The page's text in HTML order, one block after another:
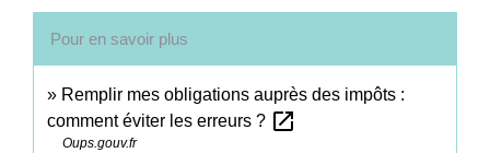
Pour en savoir plus
Remplir mes obligations auprès des impôts :
comment éviter les erreurs ? open_in_new
Oups.gouv.fr